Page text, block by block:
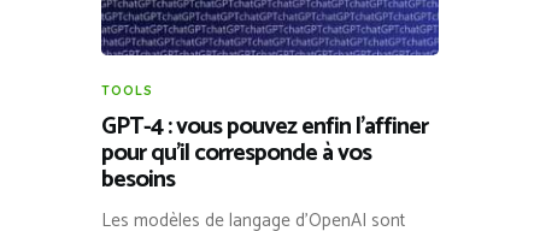
TOOLS
GPT-4 : vous pouvez enfin l’affiner
pour qu’il corresponde à vos
besoins
Les modèles de langage d’OpenAI sont